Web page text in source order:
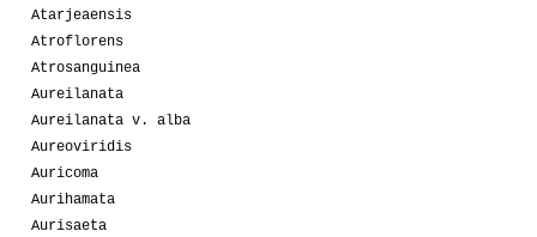
Atarjeaensis
Atroflorens
Atrosanguinea
Aureilanata
Aureilanata v. alba
Aureoviridis
Auricoma
Aurihamata
Aurisaeta